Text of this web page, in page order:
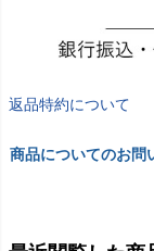
返品特約について
商品についてのお問